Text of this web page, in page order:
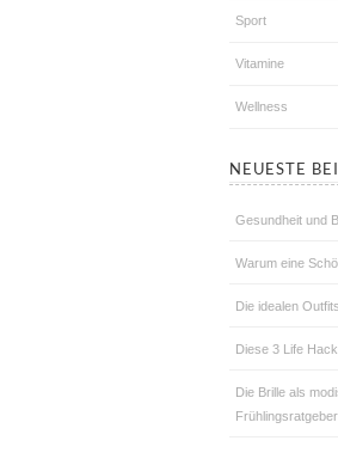
Sport
Vitamine
Wellness
NEUESTE
Gesundheit und
Warum eine
Die idealen
Diese 3 Life
Die Brille als
Frühlingsratgeber